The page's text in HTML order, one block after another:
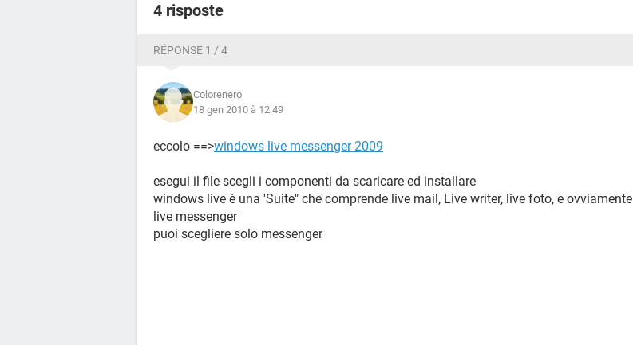
4 risposte
RÉPONSE 1 / 4
Colorenero
18 gen 2010 à 12:49
eccolo ==>windows live messenger 2009
esegui il file scegli i componenti da scaricare ed installare
windows live è una 'Suite" che comprende live mail, Live writer, live foto, e ovviamente
live messenger
puoi scegliere solo messenger